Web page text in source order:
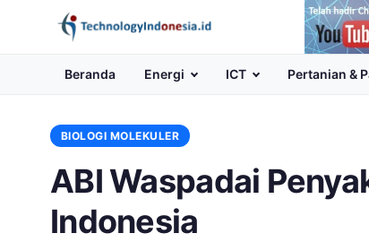
Channel
Youtube
Beranda Energi ICT Pertanian &
BIOLOGI MOLEKULER
ABI Waspadai
Indonesia